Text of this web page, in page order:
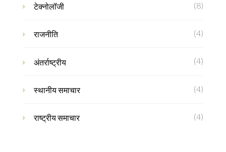
टेक्नोलॉजी (8)
राजनीति (4)
अंतर्राष्ट्रीय (4)
स्थानीय समाचार (4)
राष्ट्रीय समाचार (4)